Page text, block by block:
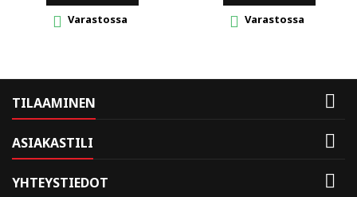
 Varastossa  Varastossa
TILAAMINEN 
ASIAKASTILI 
YHTEYSTIEDOT 